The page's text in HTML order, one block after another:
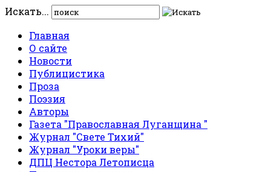
Искать...
Главная
О сайте
Новости
Публицистика
Проза
Поэзия
Авторы
Газета "Православная Луганщина "
Журнал "Свете Тихий"
Журнал "Уроки веры"
ДПЦ Нестора Летописца